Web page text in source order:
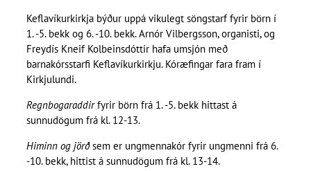
Keflavíkurkirkja býður uppá vikulegt söngstarf fyrir börn í
1. -5. bekk og 6. -10. bekk. Arnór Vilbergsson, organisti, og
Freydís Kneif Kolbeinsdóttir hafa umsjón með
barnakórsstarfi Keflavíkurkirkju. Kóræfingar fara fram í
Kirkjulundi.
Regnbogaraddirfyrir börn frá 1. -5. bekk hittast á
sunnudögum frá kl. 12-13.
Himinn og jörðsem er ungmennakór fyrir ungmenni frá 6.
-10. bekk, hittist á sunnudögum frá kl. 13-14.